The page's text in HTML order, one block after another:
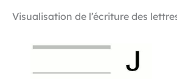
Visualisation de l’écriture des